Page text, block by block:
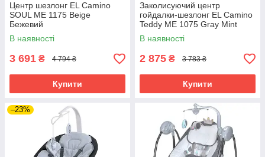
Центр шезлонг EL Camino
SOUL ME 1175 Beige
Бежевий
В наявності
3 691 ₴ 4 794 ₴
Купити
Заколисуючий центр
гойдалки-шезлонг EL Camino
Teddy ME 1075 Gray Mint
Feathes Сірий
В наявності
2 875 ₴ 3 783 ₴
Купити
–23%